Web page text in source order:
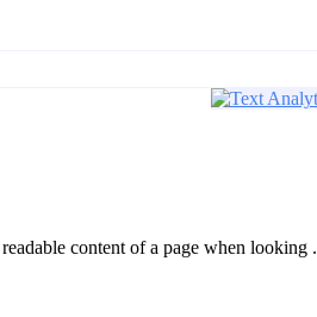
content of a page when looking .